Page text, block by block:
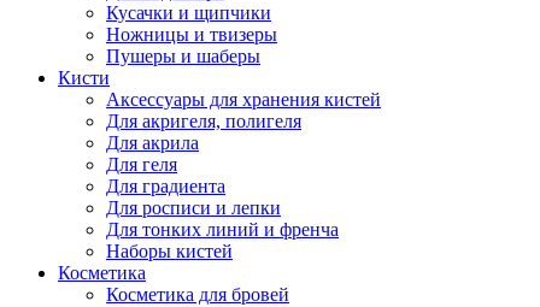
Кусачки и щипчики
Ножницы и твизеры
Пушеры и шаберы
Кисти
Аксессуары для хранения кистей
Для акригеля, полигеля
Для акрила
Для геля
Для градиента
Для росписи и лепки
Для тонких линий и френча
Наборы кистей
Косметика
Косметика для бровей